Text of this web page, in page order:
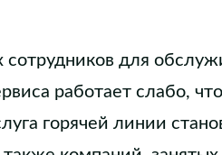
для
работает слабо,
горячей линии